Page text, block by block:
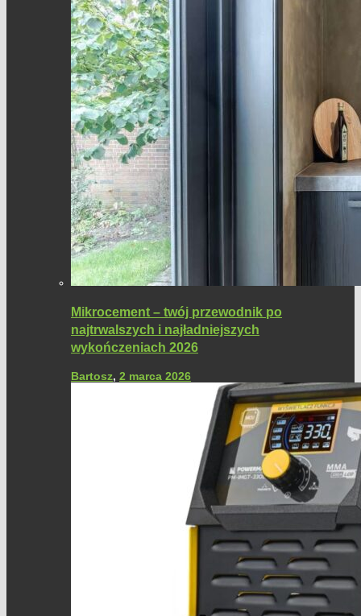
Mikrocement – twój przewodnik po
najtrwalszych i najładniejszych
wykończeniach 2026
Bartosz, 2 marca 2026